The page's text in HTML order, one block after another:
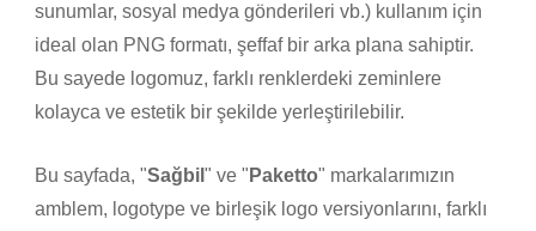
sunumlar, sosyal medya gönderileri vb.) kullanım için
ideal olan PNG formatı, şeffaf bir arka plana sahiptir.
Bu sayede logomuz, farklı renklerdeki zeminlere
kolayca ve estetik bir şekilde yerleştirilebilir.
Bu sayfada, "Sağbil" ve " Paketto" markalarımızın
amblem, logotype ve birleşik logo versiyonlarını, farklı